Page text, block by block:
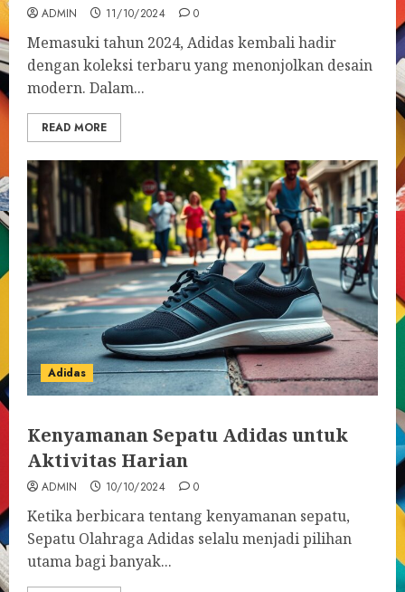
ADMIN 11/10/2024 0
Memasuki tahun 2024, Adidas kembali hadir
dengan koleksi terbaru yang menonjolkan desain
modern. Dalam...
READ MORE
Adidas
Kenyamanan Sepatu Adidas untuk
Aktivitas Harian
ADMIN 10/10/2024 0
Ketika berbicara tentang kenyamanan sepatu,
Sepatu Olahraga Adidas selalu menjadi pilihan
utama bagi banyak...